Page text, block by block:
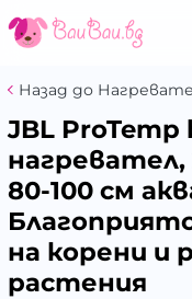
Назад до
JBL ProTemp
нагревател,
80-100 см
на корени и
растения